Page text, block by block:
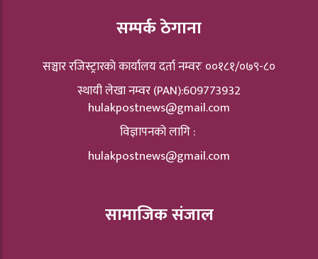
सम्पर्क ठेगाना
सञ्चार रजिस्ट्रारकाे कार्यालय दर्ता नम्वरः ००१८१/०७९-८०
स्थायी लेखा नम्वर (PAN):609773932
hulakpostnews@gmail.com
विज्ञापनको लागि :
hulakpostnews@gmail.com
सामाजिक संजाल